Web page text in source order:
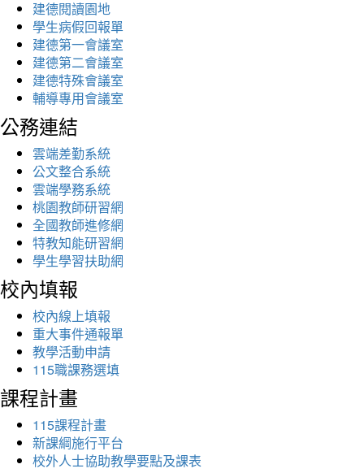
建德閱讀園地
學生病假回報單
建德第一會議室
建德第二會議室
建德特殊會議室
輔導專用會議室
公務連結
雲端差勤系統
公文整合系統
雲端學務系統
桃園教師研習網
全國教師進修網
特教知能研習網
學生學習扶助網
校內填報
校內線上填報
重大事件通報單
教學活動申請
115職課務選填
課程計畫
115課程計畫
新課綱施行平台
校外人士協助教學要點及課表